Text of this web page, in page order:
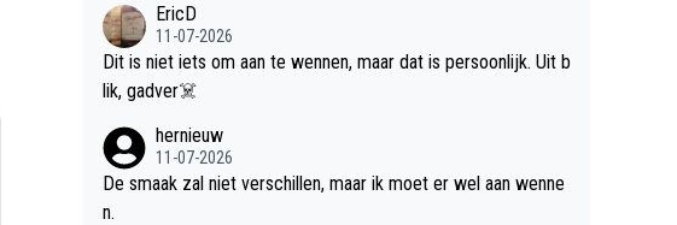
EricD
11-07-2026
Dit is niet iets om aan te wennen, maar dat is persoonlijk. Uit b
lik, gadver☠️
hernieuw
11-07-2026
De smaak zal niet verschillen, maar ik moet er wel aan wenne
n.